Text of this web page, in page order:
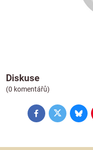
Diskuse
(0 komentářů)
FacebookTwitter